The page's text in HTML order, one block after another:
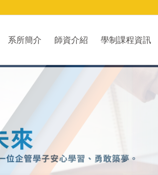
系所簡介 師資介紹 學制課程資訊